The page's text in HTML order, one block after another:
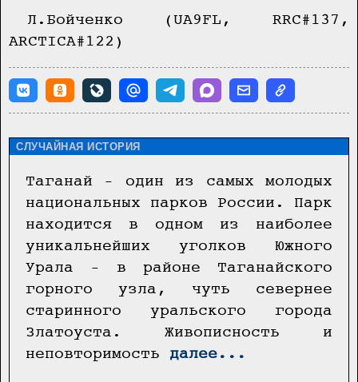
Л.Бойченко (UA9FL, RRC#137,
ARCTICA#122)
СЛУЧАЙНАЯ ИСТОРИЯ
Таганай – один из самых молодых
национальных парков России. Парк
находится в одном из наиболее
уникальнейших уголков Южного
Урала – в районе Таганайского
горного узла, чуть севернее
старинного уральского города
Златоуста. Живописность и
неповторимость далее...